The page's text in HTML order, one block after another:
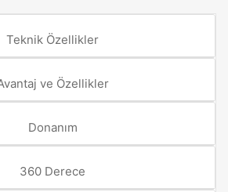
Teknik Özellikler
ve Özellikler
Donanım
360 Derece